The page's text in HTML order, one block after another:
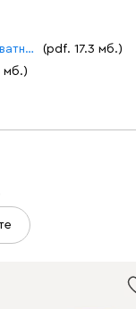
Схема сборки Флавир Тумба прикроватная №1.pdf
(pdf. 17.3 мб.)
мб.)